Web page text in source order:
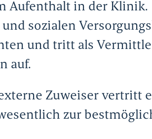
Aufenthalt in der Klinik.
sozialen
und tritt als
auf.
Zuweiser vertritt
zur